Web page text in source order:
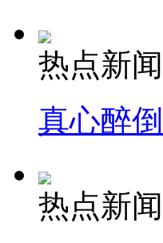
热点新闻
真心醉
热点新闻